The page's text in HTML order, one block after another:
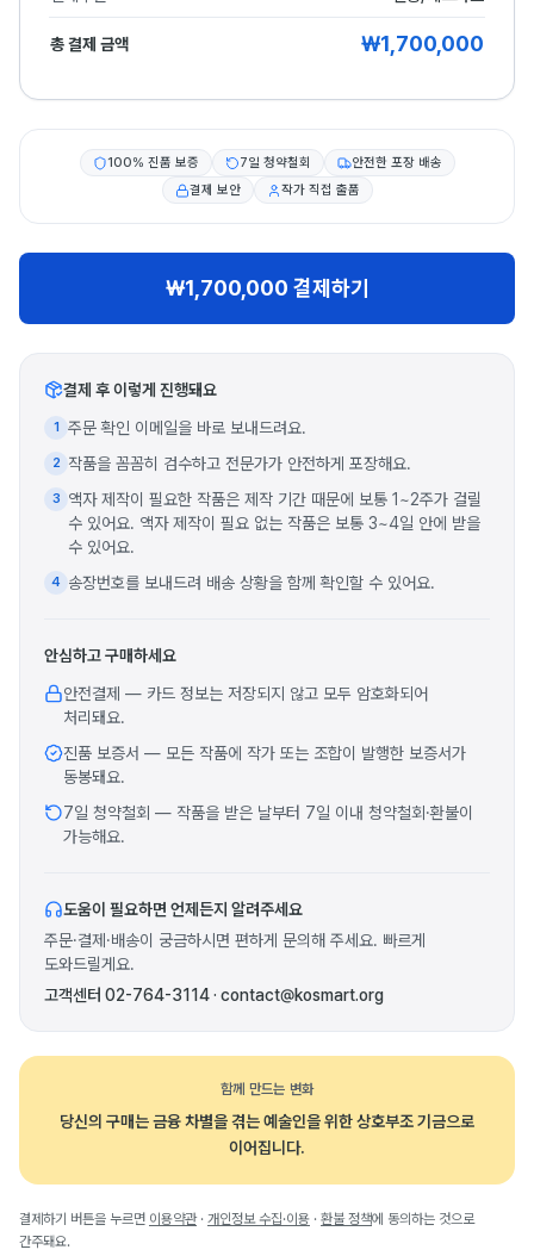
총 결제 금액 ₩1,700,000
100% 진품 보증 7일 청약철회
안전한 포장 배송
결제 보안
작가 직접 출품
₩1,700,000 결제하기
결제 후 이렇게 진행돼요
1 주문 확인 이메일을 바로 보내드려요.
2 작품을 꼼꼼히 검수하고 전문가가 안전하게 포장해요.
3
액자 제작이 필요한 작품은 제작 기간 때문에 보통 1~2주가 걸릴
수 있어요. 액자 제작이 필요 없는 작품은 보통 3~4일 안에 받을
수 있어요.
4 송장번호를 보내드려 배송 상황을 함께 확인할 수 있어요.
안심하고 구매하세요
안전결제 — 카드 정보는 저장되지 않고 모두 암호화되어
처리돼요.
진품 보증서 — 모든 작품에 작가 또는 조합이 발행한 보증서가
동봉돼요.
7일 청약철회 — 작품을 받은 날부터 7일 이내 청약철회·환불이
가능해요.
도움이 필요하면 언제든지 알려주세요
주문·결제·배송이 궁금하시면 편하게 문의해 주세요. 빠르게
도와드릴게요.
고객센터 02-764-3114 · contact@kosmart.org
함께 만드는 변화
당신의 구매는 금융 차별을 겪는 예술인을 위한 상호부조 기금으로
이어집니다.
결제하기 버튼을 누르면 이용약관· 개인정보 수집·이용 · 환불 정책에 동의하는 것으로
간주돼요.